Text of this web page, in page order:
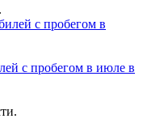
с пробегом в июле в